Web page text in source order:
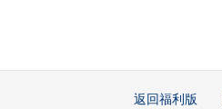
返回福利版